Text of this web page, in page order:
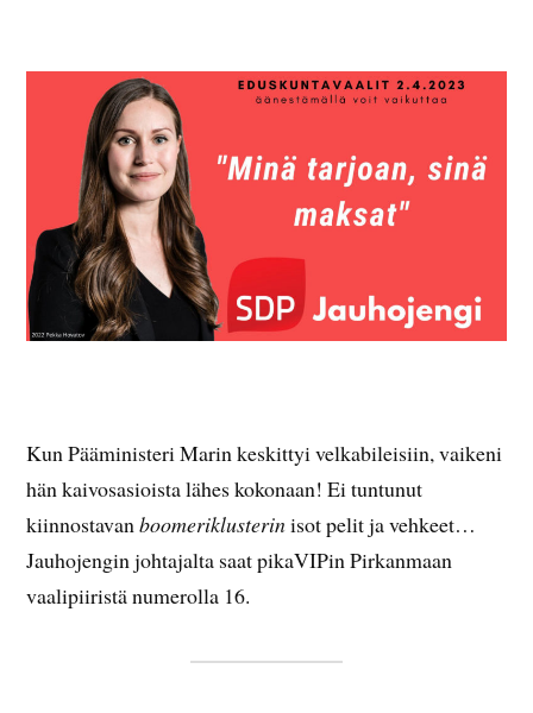
Kun Pääministeri Marin keskittyi velkabileisiin, vaikeni
hän kaivosasioista lähes kokonaan! Ei tuntunut
kiinnostavanboomeriklusterinisot pelit ja vehkeet…
Jauhojengin johtajalta saat pikaVIPin Pirkanmaan
vaalipiiristä numerolla 16.